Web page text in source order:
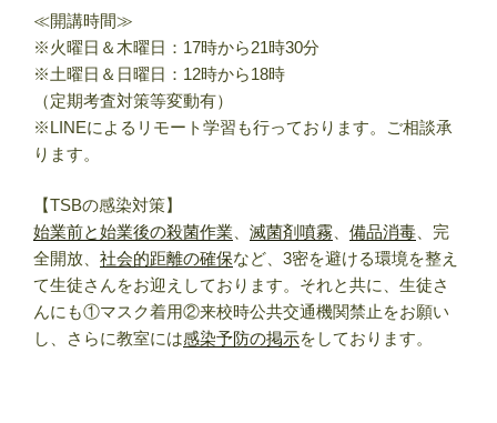
≪開講時間≫
※火曜日＆木曜日：17時から21時30分
※土曜日＆日曜日：12時から18時
（定期考査対策等変動有）
※LINEによるリモート学習も行っております。ご相談承
ります。
【TSBの感染対策】
始業前と始業後の殺菌作業
滅菌剤噴霧 備品消毒 、完
全開放、 社会的距離の確保など、3密を避ける環境を整え
て生徒さんをお迎えしております。それと共に、生徒さ
んにも①マスク着用②来校時公共交通機関禁止をお願い
し、さらに教室には感染予防の掲示をしております。